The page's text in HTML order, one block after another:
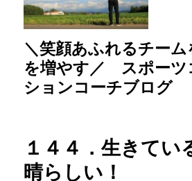
＼笑顔あふれるチー
を増やす／ スポーツ
ションコーチブログ
１４４．生きてい
晴らしい！